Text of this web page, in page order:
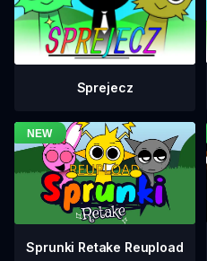
Sprejecz
Sprunki Retake Reupload